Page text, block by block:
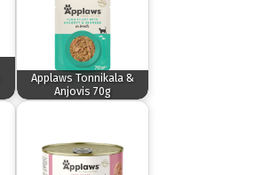
Applaws Tonnikala &
Anjovis 70g